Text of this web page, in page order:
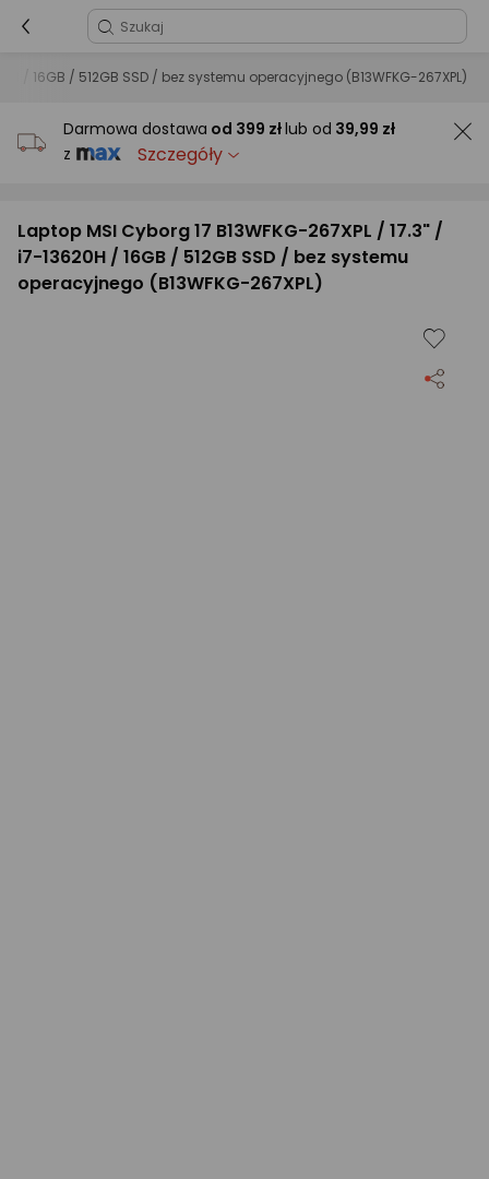
/ 16GB / 512GB SSD / bez systemu operacyjnego (B13WFKG-267XPL)
Darmowa dostawa od 399 złlub od 39,99 zł
z
Szczegóły
Laptop MSI Cyborg 17 B13WFKG-267XPL / 17.3" /
i7-13620H / 16GB / 512GB SSD / bez systemu
operacyjnego (B13WFKG-267XPL)